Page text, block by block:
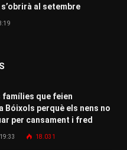
s’obrirà al setembre
famílies que feien
Bóixols perquè els nens no
per cansament i fred
18.031